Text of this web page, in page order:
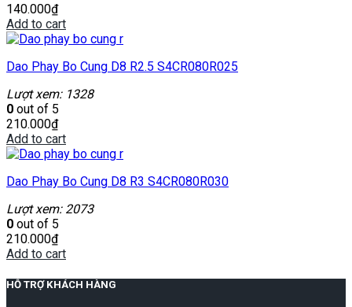
140.000₫
Add to cart
Dao Phay Bo Cung D8 R2.5 S4CR080R025
Lượt xem: 1328
0 out of 5
210.000₫
Add to cart
Dao Phay Bo Cung D8 R3 S4CR080R030
Lượt xem: 2073
0 out of 5
210.000₫
Add to cart
HỖ TRỢ KHÁCH HÀNG